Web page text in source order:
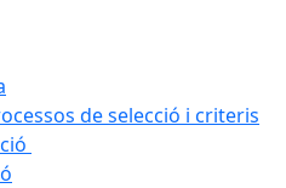
de selecció i criteris